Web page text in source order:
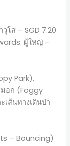
โส – SGD 7.20
ผู้ใหญ่ –
Park),
อก (Foggy
ส้นทางเดินป่า
– Bouncing)